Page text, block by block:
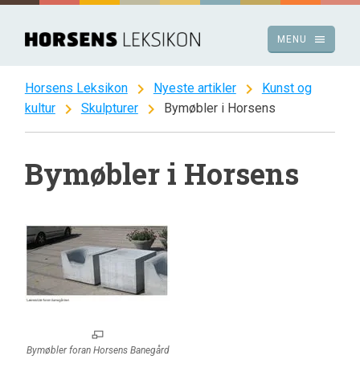
Spring
indhold
menu
MENU
Horsens Leksikon chevron_right Nyeste artikler chevron_right
Kunst og
kultur
chevron_right Skulpturer chevron_right Bymøbler i Horsens
Bymøbler i Horsens
Bymøbler foran Horsens Banegård